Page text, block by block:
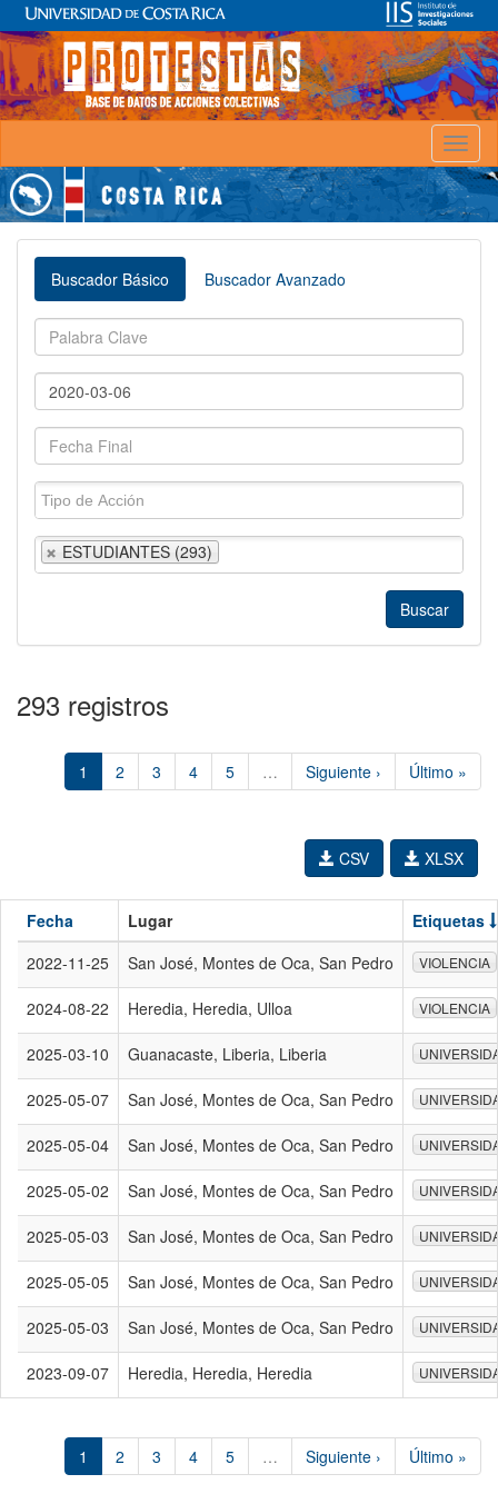
Buscador Básico Buscador Avanzado
ESTUDIANTES (293)
293 registros
1 2 3 4 5 … Siguiente › Último »
XLSX
CSV
Fecha Lugar
Etiquetas
2022-11-25
San José, Montes de Oca, San Pedro VIOLENCIA
2024-08-22 Heredia, Heredia, Ulloa VIOLENCIA
2025-03-10 Guanacaste, Liberia, Liberia
2025-05-07 San José, Montes de Oca, San Pedro
2025-05-04 San José, Montes de Oca, San Pedro
2025-05-02 San José, Montes de Oca, San Pedro
2025-05-03 San José, Montes de Oca, San Pedro
2025-05-05 San José, Montes de Oca, San Pedro
2025-05-03 San José, Montes de Oca, San Pedro
2023-09-07 Heredia, Heredia, Heredia
1 2 3 4 5 … Siguiente › Último »